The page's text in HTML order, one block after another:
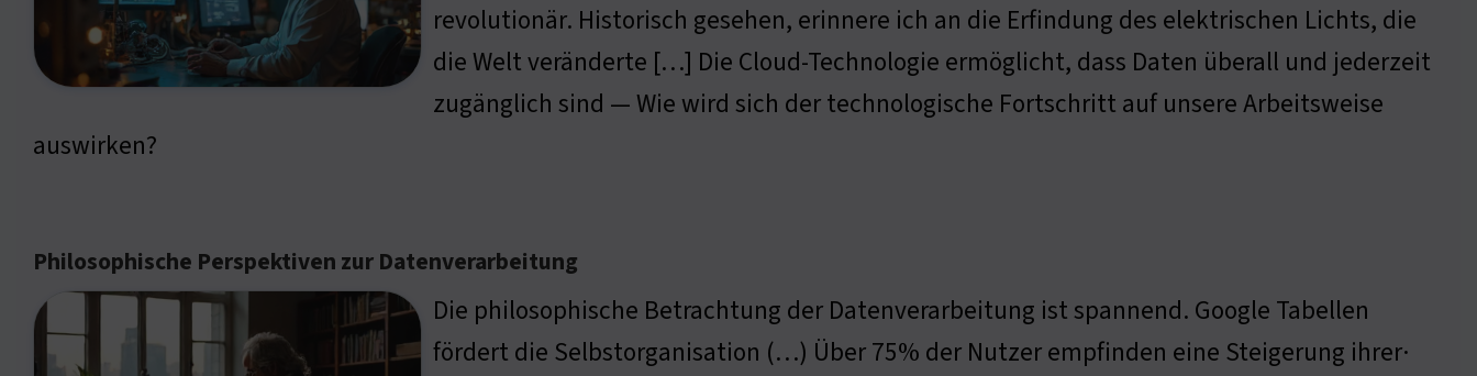
revolutionär. Historisch gesehen, erinnere ich an die Erfindung des elektrischen Lichts, die
die Welt veränderte […] Die Cloud-Technologie ermöglicht, dass Daten überall und jederzeit
zugänglich sind — Wie wird sich der technologische Fortschritt auf unsere Arbeitsweise
auswirken?
Philosophische Perspektiven zur Datenverarbeitung
Die philosophische Betrachtung der Datenverarbeitung ist spannend. Google Tabellen
fördert die Selbstorganisation (…) Über 75% der Nutzer empfinden eine Steigerung ihrer·